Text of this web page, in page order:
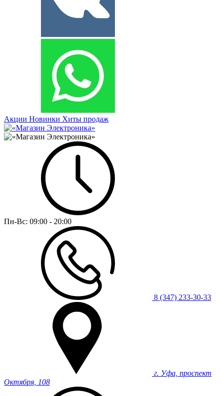
Акции Новинки Хиты продаж
Пн-Вс: 09:00 - 20:00
8 (347) 233-30-33
г. Уфа, проспект
Октября, 108